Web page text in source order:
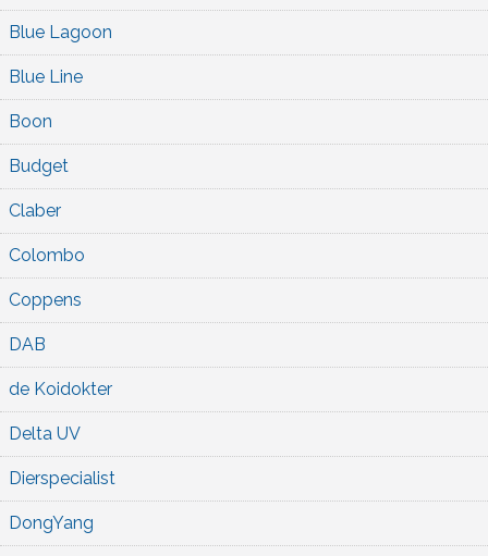
Blue Lagoon
Blue Line
Boon
Budget
Claber
Colombo
Coppens
DAB
de Koidokter
Delta UV
Dierspecialist
DongYang